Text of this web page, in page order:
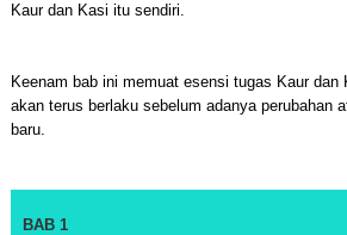
Kaur dan Kasi itu sendiri.
Keenam bab ini memuat esensi tugas Kaur
akan terus berlaku sebelum adanya perubahan
baru.
BAB 1